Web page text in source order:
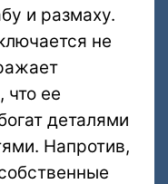
и размаху.
не
что ее
деталями
Напротив,